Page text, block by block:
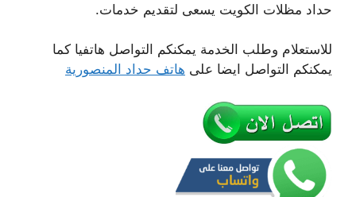
حداد مظلات الكويت يسعى لتقديم خدمات.
للاستعلام وطلب الخدمة يمكنكم التواصل هاتفيا كما
يمكنكم التواصل ايضا على هاتف حداد المنصورية